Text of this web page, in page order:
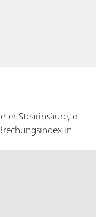
Stearinsäure, α-
in